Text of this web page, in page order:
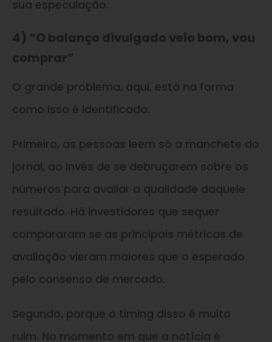
sua especulação.
4) “O balanço divulgado veio bom, vou
comprar”
O grande problema, aqui, está na forma
como isso é identificado.
Primeiro, as pessoas leem só a manchete do
jornal, ao invés de se debruçarem sobre os
números para avaliar a qualidade daquele
resultado. Há investidores que sequer
compararam se as principais métricas de
avaliação vieram maiores que o esperado
pelo consenso de mercado.
Segundo, porque o timing disso é muito
ruim. No momento em que a notícia é